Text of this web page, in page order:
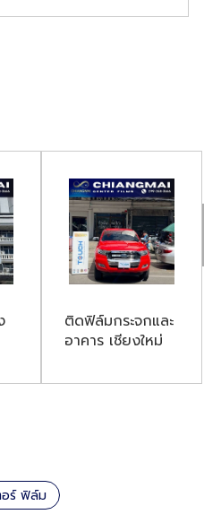
ติดฟิล์มกระจกและ
อาคาร เชียงใหม่
อร์ ฟิล์ม